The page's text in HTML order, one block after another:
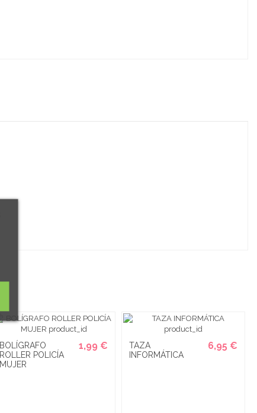
BOLÍGRAFO
ROLLER POLICÍA
MUJER
1,99 €
TAZA
INFORMÁTICA
6,95 €